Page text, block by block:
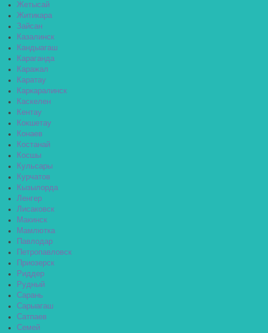
Жетысай
Житикара
Зайсан
Казалинск
Кандыагаш
Караганда
Каражал
Каратау
Каркаралинск
Каскелен
Кентау
Кокшетау
Конаев
Костанай
Косшы
Кульсары
Курчатов
Кызылорда
Ленгер
Лисаковск
Макинск
Мамлютка
Павлодар
Петропавловск
Приозерск
Риддер
Рудный
Сарань
Сарыагаш
Сатпаев
Семей